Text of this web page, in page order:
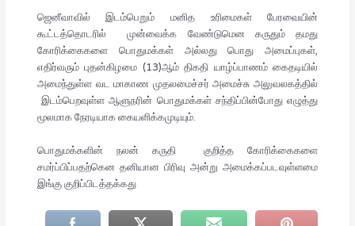
ஜெனீவாவில் இடம்பெறும் மனித உரிமைகள் பேரவையின்
கூட்டத்தொடரில் முன்வைக்க வேண்டுமென கருதும் தமது
கோரிக்கைகளை பொதுமக்கள் அல்லது பொது அமைப்புகள்,
எதிர்வரும் புதன்கிழமை (13)ஆம் திகதி யாழ்ப்பாணம் கைதடியில்
அமைந்துள்ள வட மாகாண முதலமைச்சர் அமைச்சு அலுவலகத்தில்
இடம்பெறவுள்ள ஆளுநரின் பொதுமக்கள் சந்திப்பின்போது எழுத்து
மூலமாக நேரடியாக கையளிக்கமுடியும்.
பொதுமக்களின் நலன் கருதி
குறித்த கோரிக்கைகளை
சமர்ப்பிப்பதற்கென தனியான பிரிவு அன்று அமைக்கப்படவுள்ளமை
இங்கு குறிப்பிடத்தக்கது